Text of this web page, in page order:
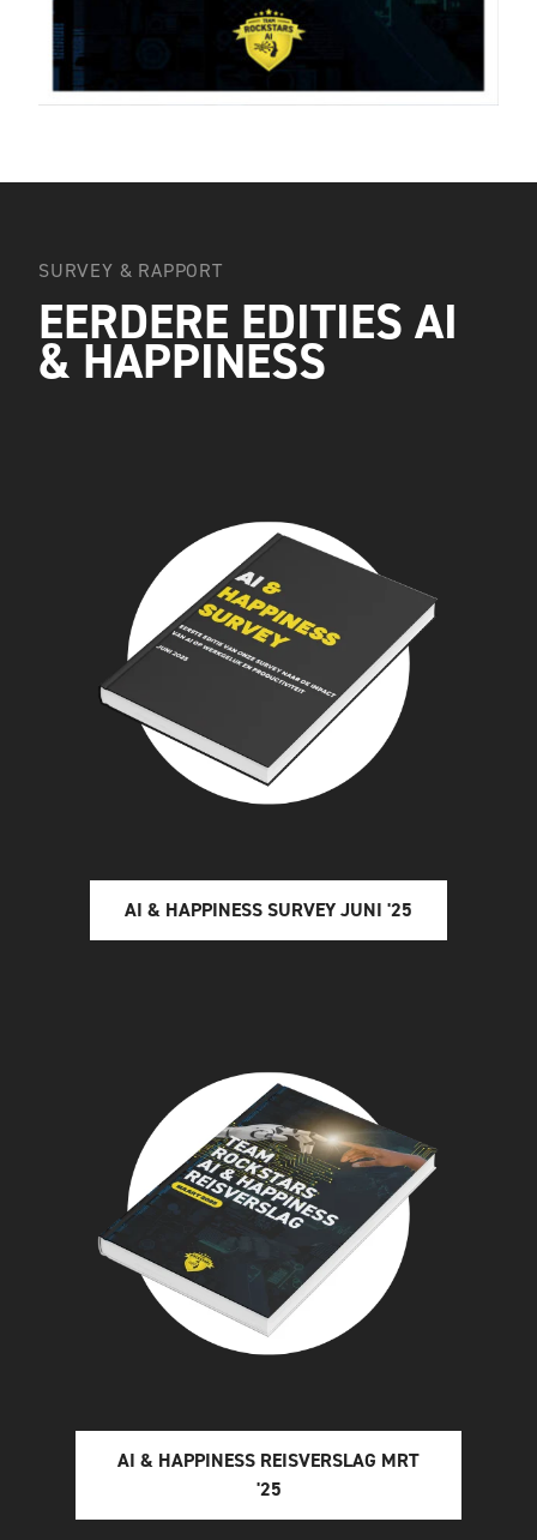
SURVEY & RAPPORT
EERDERE EDITIES AI
& HAPPINESS
AI & HAPPINESS SURVEY JUNI '25
AI & HAPPINESS REISVERSLAG MRT
'25